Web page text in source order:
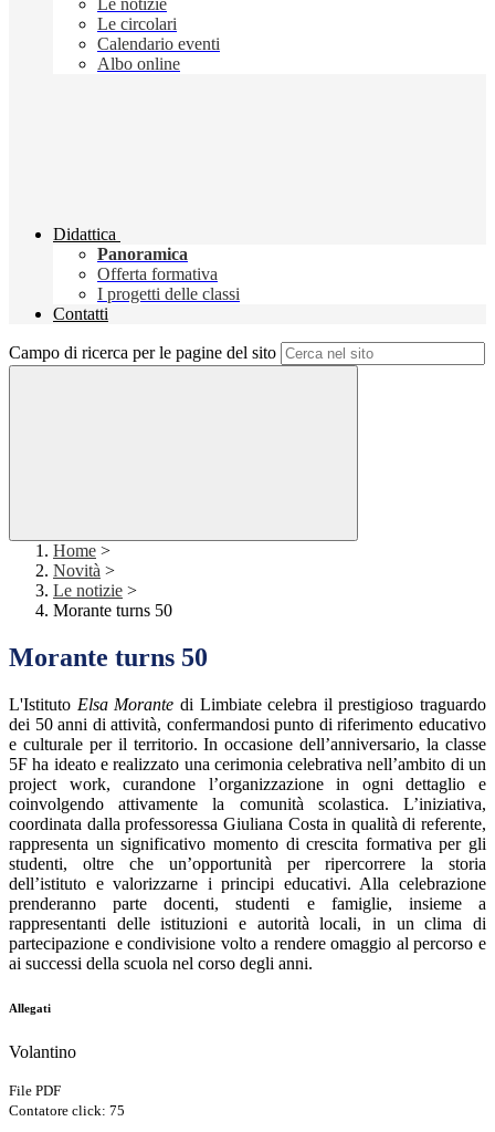
Le notizie
Le circolari
Calendario eventi
Albo online
Didattica
Panoramica
Offerta formativa
I progetti delle classi
Contatti
Campo di ricerca per le pagine del sito
Home >
Novità >
Le notizie >
Morante turns 50
Morante turns 50
L'Istituto Elsa Morante di Limbiate celebra il prestigioso traguardo
dei 50 anni di attività, confermandosi punto di riferimento educativo
e culturale per il territorio. In occasione dell’anniversario, la classe
5F ha ideato e realizzato una cerimonia celebrativa nell’ambito di un
project work, curandone l’organizzazione in ogni dettaglio e
coinvolgendo attivamente la comunità scolastica. L’iniziativa,
coordinata dalla professoressa Giuliana Costa in qualità di referente,
rappresenta un significativo momento di crescita formativa per gli
studenti, oltre che un’opportunità per ripercorrere la storia
dell’istituto e valorizzarne i principi educativi. Alla celebrazione
prenderanno parte docenti, studenti e famiglie, insieme a
rappresentanti delle istituzioni e autorità locali, in un clima di
partecipazione e condivisione volto a rendere omaggio al percorso e
ai successi della scuola nel corso degli anni.
Allegati
Volantino
File PDF
Contatore click: 75